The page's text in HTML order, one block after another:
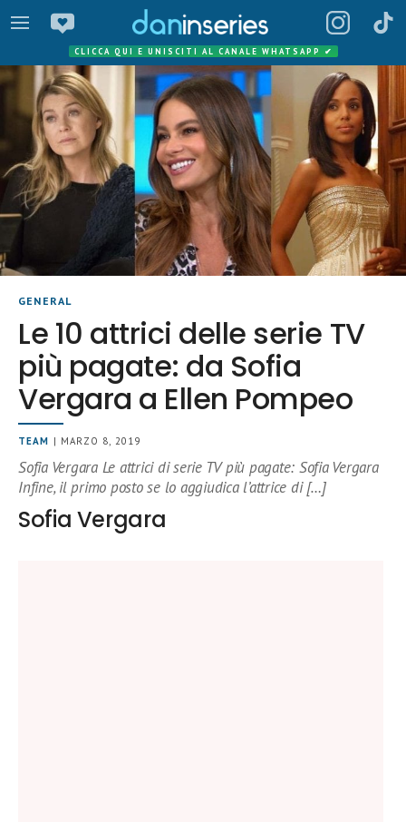
CLICCA QUI E UNISCITI AL CANALE WHATSAPP ✔
GENERAL
Le 10 attrici delle serie TV
più pagate: da Sofia
Vergara a Ellen Pompeo
TEAM | MARZO 8, 2019
Sofia Vergara Le attrici di serie TV più pagate: Sofia Vergara
Infine, il primo posto se lo aggiudica l’attrice di […]
Sofia Vergara